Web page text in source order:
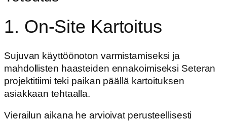
1. On-Site Kartoitus
Sujuvan käyttöönoton varmistamiseksi ja
mahdollisten haasteiden ennakoimiseksi Seteran
projektitiimi teki paikan päällä kartoituksen
asiakkaan tehtaalla.
Vierailun aikana he arvioivat perusteellisesti